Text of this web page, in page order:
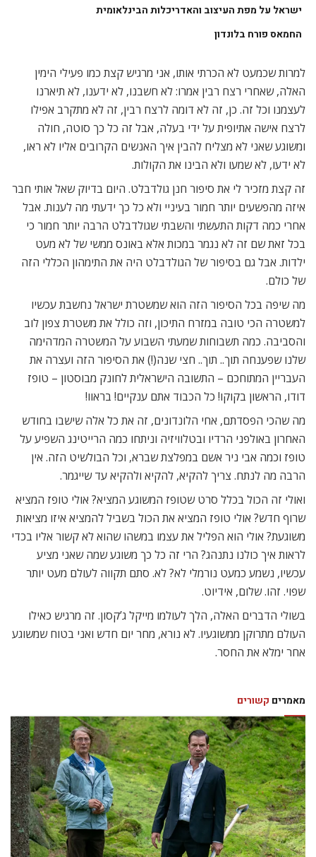
ישראל על מפת העיצוב והאדריכלות הבינלאומית
החמאס פורח בלונדון
למרות שכמעט לא הכרתי אותו, אני מרגיש קצת כמו פעילי הימין
האלה, שאחרי רצח רבין אמרו: לא חשבנו, לא ידענו, לא תיארנו
לעצמנו וכל זה. כן, זה לא דומה לרצח רבין, זה לא מתקרב אפילו
לרצח אישה אתיופית על ידי בעלה, אבל זה כל כך סוטה, חולה
ומשוגע שאני לא מצליח להבין איך האנשים הקרובים אליו לא ראו,
לא ידעו, לא שמעו ולא הבינו את הקולות.
זה קצת מזכיר לי את סיפור חנן גולדבלט. היום בדיוק שאל אותי חבר
איזה מהפשעים יותר חמור בעיניי ולא כל כך ידעתי מה לענות. אבל
אחרי כמה דקות התעשתי והשבתי שגולדבלט הרבה יותר חמור כי
בכל זאת שם זה לא נגמר במכות אלא באונס ממשי של לא מעט
ילדות. אבל גם בסיפור של הגולדבלט היה את התימהון הכללי הזה
של כולם.
מה שיפה בכל הסיפור הזה הוא שמשטרת ישראל נחשבת עכשיו
למשטרה הכי טובה במזרח התיכון, וזה כולל את משטרת צפון לוב
והסביבה. כמה תשבוחות שמעתי השבוע על המשטרה המדהימה
שלנו שפענחה תוך.. תוך.. חצי שנה(!) את הסיפור הזה ועצרה את
העבריין המתוחכם – התשובה הישראלית לחונק מבוסטון – טופז
דודו, הראשון בקוקו! כל הכבוד אתם ענקיים! בראוו!
מה שהכי הפסדתם, אחי הלונדונים, זה את כל אלה שישבו בחודש
האחרון באולפני הרדיו ובטלוויזיה וניתחו כמה הרייטינג השפיע על
טופז וכמה אבי ניר אשם במפלצת שברא, וכל הבולשיט הזה. אין
הרבה מה לנתח. צריך להקיא, להקיא ולהקיא עד שייגמר.
ואולי זה הכול בכלל סרט שטופז המשוגע המציא? אולי טופז המציא
שרוף חדש? אולי טופז המציא את הכול בשביל להמציא איזו מציאות
משוגעת? אולי הוא הפליל את עצמו במשהו שהוא לא קשור אליו בכדי
לראות איך כולנו נתנהג? הרי זה כל כך משוגע שמה שאני מציע
עכשיו, נשמע כמעט נורמלי לא? לא. סתם תקווה לעולם מעט יותר
שפוי. זהו. שלום, אידיוט.
בשולי הדברים האלה, הלך לעולמו מייקל ג’קסון. זה מרגיש כאילו
העולם מתרוקן ממשוגעיו. לא נורא, מחר יום חדש ואני בטוח שמשוגע
אחר ימלא את החסר.
מאמרים קשורים